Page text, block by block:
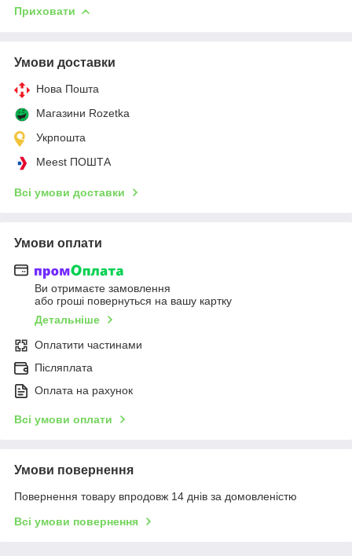
Приховати
Умови доставки
Нова Пошта
Магазини Rozetka
Укрпошта
Meest ПОШТА
Всі умови доставки
Умови оплати
Ви отримаєте замовлення
або гроші повернуться на вашу картку
Детальніше
Оплатити частинами
Післяплата
Оплата на рахунок
Всі умови оплати
Умови повернення
Повернення товару впродовж 14 днів за домовленістю
Всі умови повернення